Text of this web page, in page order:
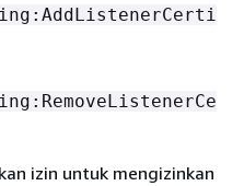
izin untuk mengizinkan